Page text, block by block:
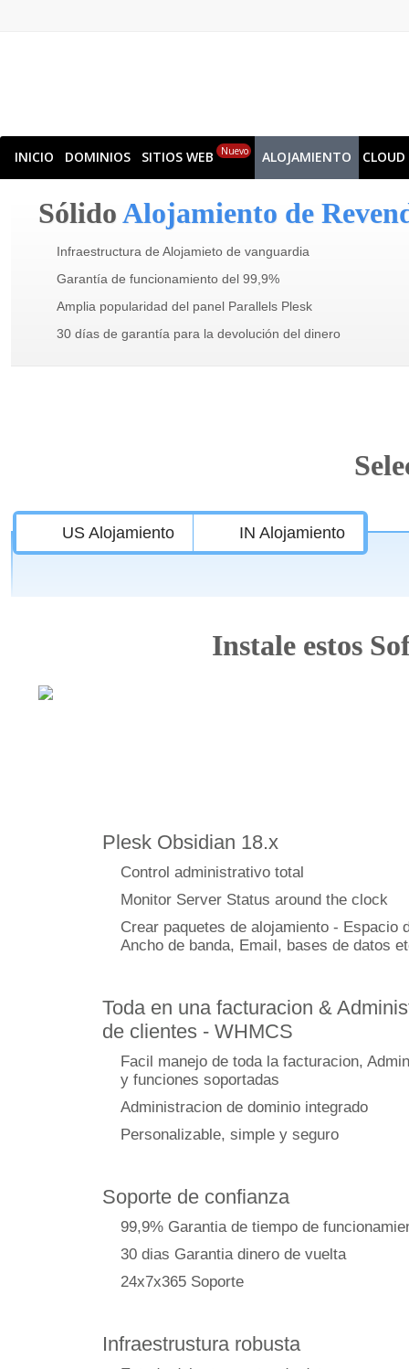
INICIO DOMINIOS SITIOS WEB Nuevo ALOJAMIENTO CLOUD
SólidoAlojamiento de
Infraestructura de Alojamieto de vanguardia
Garantía de funcionamiento del 99,9%
Amplia popularidad del panel Parallels Plesk
30 días de garantía para la devolución del dinero
US Alojamiento IN Alojamiento
Instale estos
Plesk Obsidian 18.x
Control administrativo total
Monitor Server Status around the clock
Crear paquetes de alojamiento - Espacio
Ancho de banda, Email, bases de datos
Toda en una facturacion &
de clientes - WHMCS
Facil manejo de toda la facturacion,
y funciones soportadas
Administracion de dominio integrado
Personalizable, simple y seguro
Soporte de confianza
99,9% Garantia de tiempo de
30 dias Garantia dinero de vuelta
24x7x365 Soporte
Infraestrustura robusta